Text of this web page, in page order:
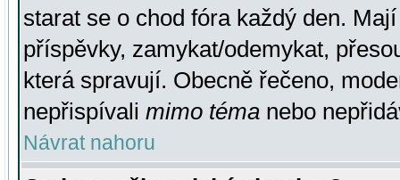
starat se o chod fóra každý den.
příspěvky, zamykat/odemykat,
která spravují. Obecně řečeno,
nepřispívali mimo téma nebo
Návrat nahoru